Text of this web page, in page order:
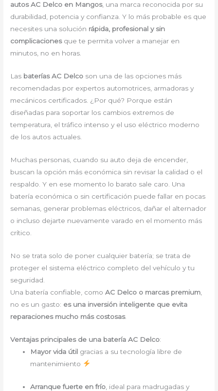
autos AC Delco en Mangos, una marca reconocida por su
durabilidad, potencia y confianza. Y lo más probable es que
necesites una solución rápida, profesional y sin
complicacionesque te permita volver a manejar en
minutos, no en horas.
Las baterías AC Delco son una de las opciones más
recomendadas por expertos automotrices, armadoras y
mecánicos certificados. ¿Por qué? Porque están
diseñadas para soportar los cambios extremos de
temperatura, el tráfico intenso y el uso eléctrico moderno
de los autos actuales.
Muchas personas, cuando su auto deja de encender,
buscan la opción más económica sin revisar la calidad o el
respaldo. Y en ese momento lo barato sale caro. Una
batería económica o sin certificación puede fallar en pocas
semanas, generar problemas eléctricos, dañar el alternador
o incluso dejarte nuevamente varado en el momento más
crítico.
No se trata solo de poner cualquier batería; se trata de
proteger el sistema eléctrico completo del vehículo y tu
seguridad.
Una batería confiable, comoAC Delco o marcas premium
no es un gasto: es una inversión inteligente que evita
reparaciones mucho más costosas.
Ventajas principales de una batería AC Delco:
Mayor vida útil gracias a su tecnología libre de
mantenimiento
Arranque fuerte en frío , ideal para madrugadas y